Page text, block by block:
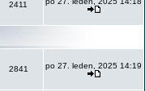
2411
2841 po 27. leden, 2025 14:19